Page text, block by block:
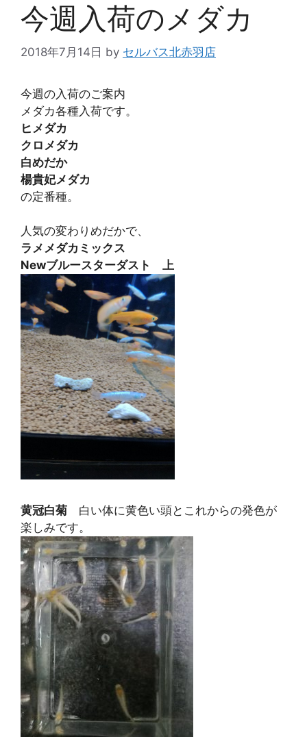
今週入荷のメダカ
2018年7月14日 by セルバス北赤羽店
今週の入荷のご案内
メダカ各種入荷です。
ヒメダカ
クロメダカ
白めだか
楊貴妃メダカ
の定番種。
人気の変わりめだかで、
ラメメダカミックス
Newブルースターダスト 上
黄冠白菊 白い体に黄色い頭とこれからの発色が
楽しみです。